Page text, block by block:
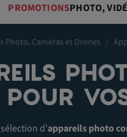
PROMOTIONSPHOTO,
Photo, Caméras et Drones
d'appareils photo